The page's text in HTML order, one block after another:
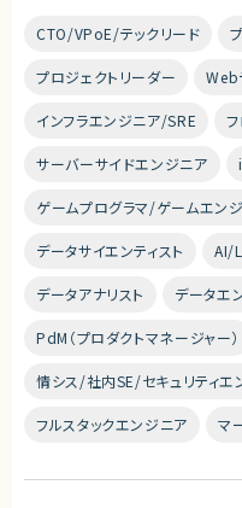
CTO/VPoE/テックリード
プロジェクトリーダー Web
インフラエンジニア/SRE
サーバーサイドエンジニア
ゲームプログラマ/ゲームエン
データサイエンティスト AI/
データアナリスト データエ
PdM（プロダクトマネージャー）
情シス/社内SE/セキュリティエ
フルスタックエンジニア マ